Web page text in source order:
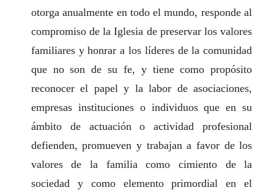
otorga anualmente en todo el mundo, responde al
compromiso de la Iglesia de preservar los valores
familiares y honrar a los líderes de la comunidad
que no son de su fe, y tiene como propósito
reconocer el papel y la labor de asociaciones,
empresas instituciones o individuos que en su
ámbito de actuación o actividad profesional
defienden, promueven y trabajan a favor de los
valores de la familia como cimiento de la
sociedad y como elemento primordial en el